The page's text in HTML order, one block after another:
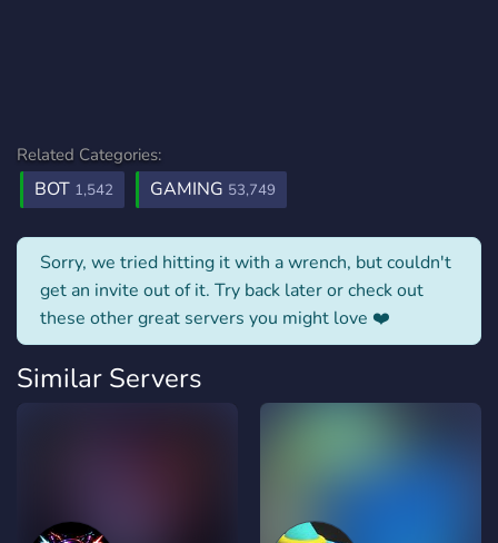
Related Categories:
BOT 1,542 GAMING 53,749
Sorry, we tried hitting it with a wrench, but couldn't
get an invite out of it. Try back later or check out
these other great servers you might love ❤️
Similar Servers